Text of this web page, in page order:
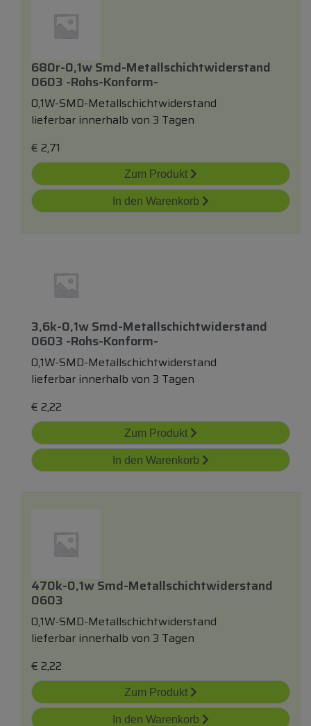
680r-0,1w Smd-Metallschichtwiderstand
0603 -rohs-Konform-
0,1W-SMD-Metallschichtwiderstand
lieferbar innerhalb von 3 Tagen
€ 2,71
Zum Produkt
In den Warenkorb
3,6k-0,1w Smd-Metallschichtwiderstand
0603 -rohs-Konform-
0,1W-SMD-Metallschichtwiderstand
lieferbar innerhalb von 3 Tagen
€ 2,22
Zum Produkt
In den Warenkorb
470k-0,1w Smd-Metallschichtwiderstand
0603
0,1W-SMD-Metallschichtwiderstand
lieferbar innerhalb von 3 Tagen
€ 2,22
Zum Produkt
In den Warenkorb